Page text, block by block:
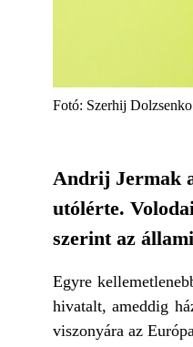
Fotó: Szerhij Dolzsenko
Andrij Jermak
utólérte.
szerint az
Egyre
hivatalt, ameddig
viszonyára az